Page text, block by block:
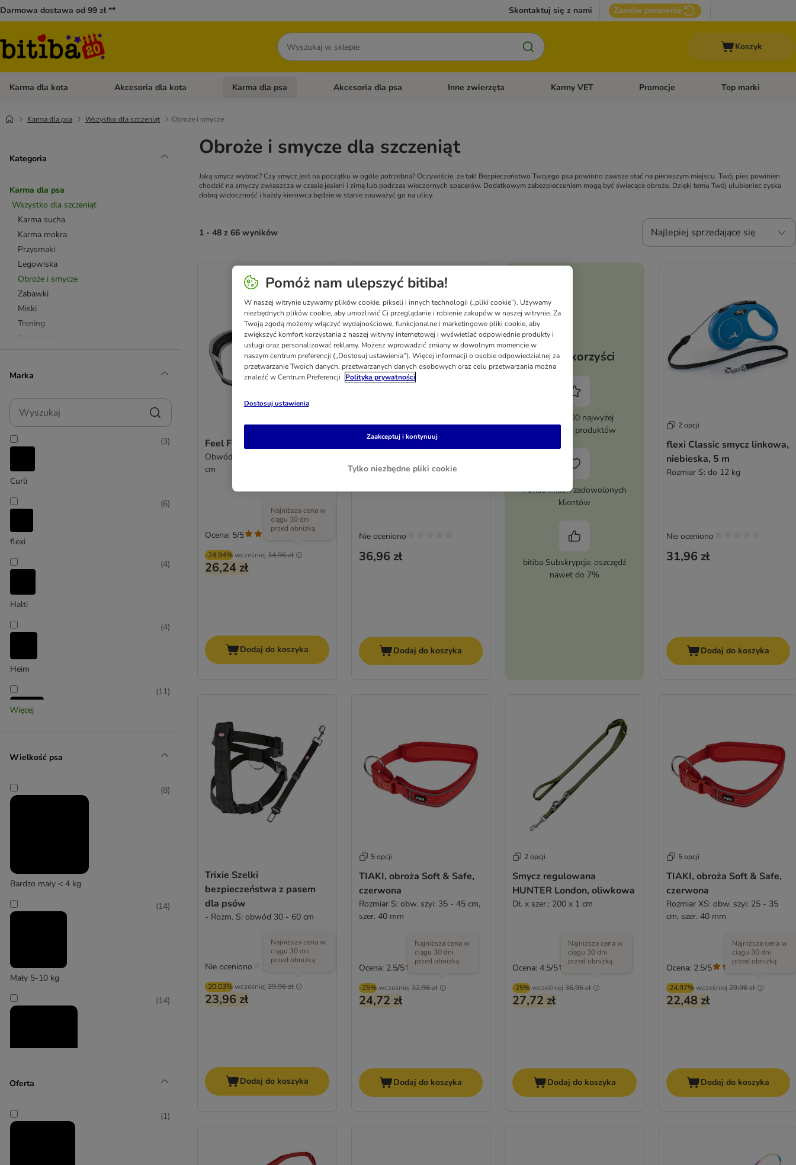
Darmowa dostawa od 99 zł ** Skontaktuj się z nami Zamów ponownie
Szukaj
Koszyk
Karma dla kota Otwórz menu kategorii: Karma dla kota
Akcesoria dla kota Otwórz menu kategorii: Akcesoria dla kota
Karma dla psa Otwórz menu kategorii: Karma dla psa
Akcesoria dla psa Otwórz menu kategorii: Akcesoria dla psa
Inne zwierzęta Otwórz menu kategorii: Inne zwierzęta
Karmy VET Otwórz menu kategorii: Karmy VET
Promocje Otwórz menu
Top marki
Karma dla psa Wszystko dla szczeniąt Obroże i smycze
Kategoria
Karma dla psa
Wszystko dla szczeniąt
Karma sucha
Karma mokra
Przysmaki
Legowiska
Obroże i smycze
Zabawki
Miski
Trening
Marka
Wyszukaj
Curli
(3)
flexi
(6)
Halti
(4)
Heim
(4)
(11)
Więcej
Wielkość psa
Bardzo mały < 4 kg
(8)
Mały 5-10 kg
(14)
Średni 11-25 kg
(14)
Oferta
(1)
Obroże i smycze dla szczeniąt
Jaką smycz wybrać? Czy smycz jest na początku w ogóle potrzebna? Oczywiście, że tak! Bezpieczeństwo Twojego psa powinno zawsze stać na pierwszym miejscu. Twój pies powinien
chodzić na smyczy zwłaszcza w czasie jesieni i zimą lub podczas wieczornych spacerów. Dodatkowym zabezpieczeniem mogą być świecące obroże. Dzięki temu Twój ulubieniec zyska
dobrą widoczność i każdy kierowca będzie w stanie zauważyć go na ulicy.
1 - 48 z 66 wyników Najlepiej sprzedające się
Feel Free szelki dla psa, XS
Obwód klatki piersiowej: 32 - 34
cm
-24.94%wcześniej 34,96 zł
Najniższa cena w
ciągu 30 dni
przed obniżką
26,24 zł
Ocena: 5/5
Dodaj do koszyka
2 opcji
Rozmiar M: do 20 kg
36,96 zł
Nie oceniono
Dodaj do koszyka
Twoje korzyści
Ponad 8000 najwyżej
ocenianych produktów
Ponad milion zadowolonych
klientów
bitiba Subskrypcja: oszczędź
nawet do 7%
2 opcji
flexi Classic smycz linkowa,
niebieska, 5 m
Rozmiar S: do 12 kg
31,96 zł
Nie oceniono
Dodaj do koszyka
Trixie Szelki
bezpieczeństwa z pasem
dla psów
- Rozm. S: obwód 30 - 60 cm
-20.03%wcześniej 29,96 zł
Najniższa cena w
ciągu 30 dni
przed obniżką
23,96 zł
Nie oceniono
Dodaj do koszyka
5 opcji
TIAKI, obroża Soft & Safe,
czerwona
Rozmiar S: obw. szyi: 35 - 45 cm,
szer. 40 mm
-25% wcześniej 32,96 zł
Najniższa cena w
ciągu 30 dni
przed obniżką
24,72 zł
Ocena: 2.5/5 2)
Dodaj do koszyka
2 opcji
Smycz regulowana
HUNTER London, oliwkowa
Dł. x szer.: 200 x 1 cm
-25%wcześniej 36,96 zł
Najniższa cena w
ciągu 30 dni
przed obniżką
27,72 zł
Ocena: 4.5/5 2
Dodaj do koszyka
5 opcji
TIAKI, obroża Soft & Safe,
czerwona
Rozmiar XS: obw. szyi: 25 - 35
cm, szer. 40 mm
-24.97% wcześniej 29,96 zł
Najniższa cena w
ciągu 30 dni
przed obniżką
22,48 zł
Ocena: 2.5/5
Dodaj do koszyka
Pomóż nam ulepszyć bitiba!
W naszej witrynie używamy plików cookie, pikseli i innych technologii („pliki cookie”). Używamy
niezbędnych plików cookie, aby umożliwić Ci przeglądanie i robienie zakupów w naszej witrynie. Za
Twoją zgodą możemy włączyć wydajnościowe, funkcjonalne i marketingowe pliki cookie, aby
zwiększyć komfort korzystania z naszej witryny internetowej i wyświetlać odpowiednie produkty i
usługi oraz personalizować reklamy. Możesz wprowadzić zmiany w dowolnym momencie w
naszym centrum preferencji („Dostosuj ustawienia”). Więcej informacji o osobie odpowiedzialnej za
przetwarzanie Twoich danych, przetwarzanych danych osobowych oraz celu przetwarzania można
znaleźć w Centrum Preferencji
Polityka prywatności
Dostosuj ustawienia
Tylko niezbędne pliki cookie
Zaakceptuj i kontynuuj